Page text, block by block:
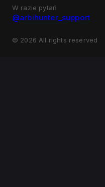
W razie pytań
@arbihunter_support
© 2026 All rights reserved